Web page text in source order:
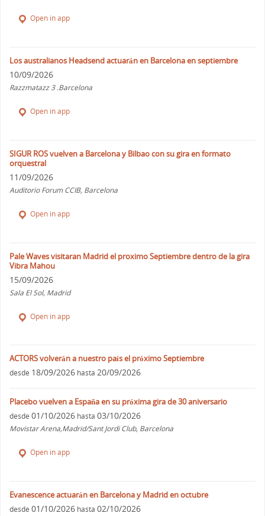
Open in app
Los australianos Headsend actuarán en Barcelona en septiembre
10/09/2026
Razzmatazz 3 .Barcelona
Open in app
SIGUR ROS vuelven a Barcelona y Bilbao con su gira en formato
orquestral
11/09/2026
Auditorio Forum CCIB, Barcelona
Open in app
Pale Waves visitaran Madrid el proximo Septiembre dentro de la gira
Vibra Mahou
15/09/2026
Sala El Sol, Madrid
Open in app
ACTORS volverán a nuestro país el próximo Septiembre
desde 18/09/2026 hasta 20/09/2026
Placebo vuelven a España en su próxima gira de 30 aniversario
desde 01/10/2026 hasta 03/10/2026
Movistar Arena,Madrid/Sant Jordi Club, Barcelona
Open in app
Evanescence actuarán en Barcelona y Madrid en octubre
desde 01/10/2026 hasta 02/10/2026